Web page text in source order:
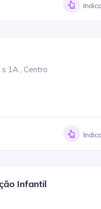
1A , Centro
Infantil